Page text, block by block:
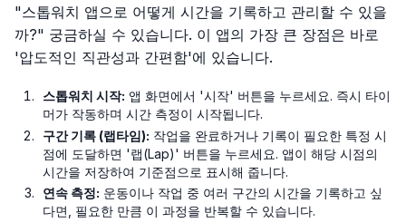
"스톱워치 앱으로 어떻게 시간을 기록하고 관리할 수 있을
까?" 궁금하실 수 있습니다. 이 앱의 가장 큰 장점은 바로
'압도적인 직관성과 간편함'에 있습니다.
스톱워치 시작: 앱 화면에서 '시작' 버튼을 누르세요. 즉시 타이
머가 작동하며 시간 측정이 시작됩니다.
구간 기록 (랩타임): 작업을 완료하거나 기록이 필요한 특정 시
점에 도달하면 '랩(Lap)' 버튼을 누르세요. 앱이 해당 시점의
시간을 저장하여 기준점으로 표시해 줍니다.
연속 측정: 운동이나 작업 중 여러 구간의 시간을 기록하고 싶
다면, 필요한 만큼 이 과정을 반복할 수 있습니다.